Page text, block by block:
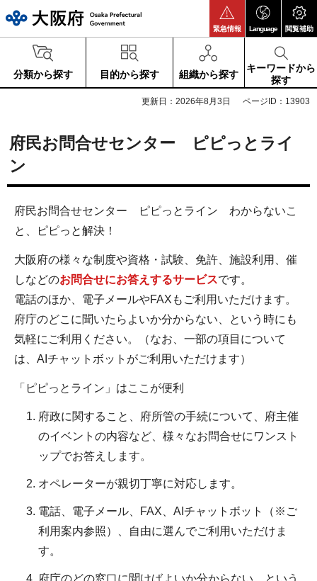
緊急情報 Language 閲覧補助
分類から探す 目的から探す 組織から探す
キーワードから
探す
更新日：2026年8月3日 ページID：13903
府民お問合せセンター ピピっとライ
ン
府民お問合せセンター ピピっとライン わからないこ
と、ピピっと解決！
大阪府の様々な制度や資格・試験、免許、施設利用、催
しなどのお問合せにお答えするサービスです。
電話のほか、電子メールやFAXもご利用いただけます。
府庁のどこに聞いたらよいか分からない、という時にも
気軽にご利用ください。（なお、一部の項目について
は、AIチャットボットがご利用いただけます）
「ピピっとライン」はここが便利
府政に関すること、府所管の手続について、府主催
のイベントの内容など、様々なお問合せにワンスト
ップでお答えします。
オペレーターが親切丁寧に対応します。
電話、電子メール、FAX、AIチャットボット（※ご
利用案内参照）、自由に選んでご利用いただけま
す。